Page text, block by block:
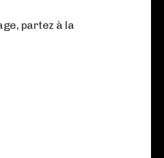
partez à la